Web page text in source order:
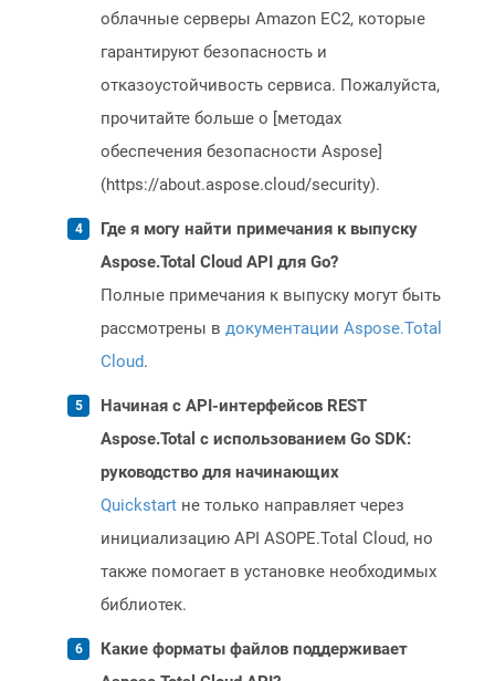
облачные серверы Amazon EC2, которые
гарантируют безопасность и
отказоустойчивость сервиса. Пожалуйста,
прочитайте больше о [методах
обеспечения безопасности Aspose]
(https://about.aspose.cloud/security).
Где я могу найти примечания к выпуску
Aspose.Total Cloud API для Go?
Полные примечания к выпуску могут быть
рассмотрены в документации Aspose.Total
Cloud.
Начиная с API-интерфейсов REST
Aspose.Total с использованием Go SDK:
руководство для начинающих
Quickstart не только направляет через
инициализацию API ASOPE.Total Cloud, но
также помогает в установке необходимых
библиотек.
Какие форматы файлов поддерживает